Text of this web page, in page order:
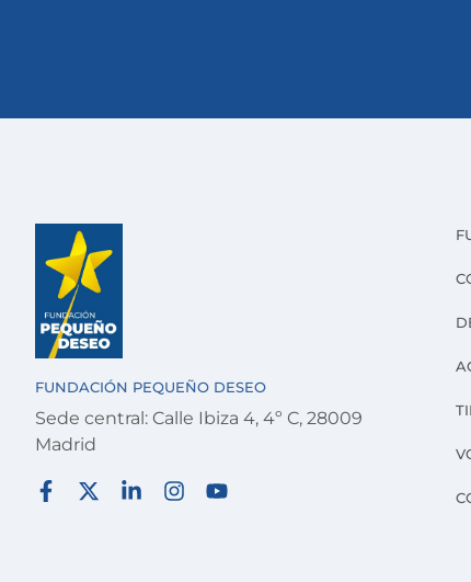
FUNDACIÓN PEQUEÑO DESEO
Sede central: Calle Ibiza 4, 4º C, 28009
Madrid